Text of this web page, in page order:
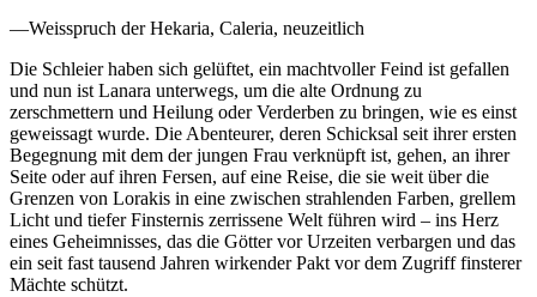
—Weisspruch der Hekaria, Caleria, neuzeitlich
Die Schleier haben sich gelüftet, ein machtvoller Feind ist gefallen
und nun ist Lanara unterwegs, um die alte Ordnung zu
zerschmettern und Heilung oder Verderben zu bringen, wie es einst
geweissagt wurde. Die Abenteurer, deren Schicksal seit ihrer ersten
Begegnung mit dem der jungen Frau verknüpft ist, gehen, an ihrer
Seite oder auf ihren Fersen, auf eine Reise, die sie weit über die
Grenzen von Lorakis in eine zwischen strahlenden Farben, grellem
Licht und tiefer Finsternis zerrissene Welt führen wird – ins Herz
eines Geheimnisses, das die Götter vor Urzeiten verbargen und das
ein seit fast tausend Jahren wirkender Pakt vor dem Zugriff finsterer
Mächte schützt.